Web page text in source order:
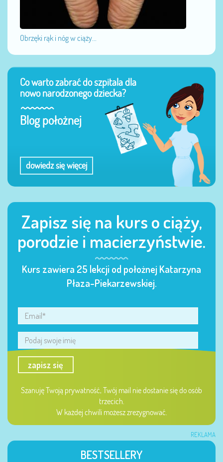
Obrzęki rąk i nóg w ciąży...
Co warto zabrać do szpitala dla
nowo narodzonego dziecka?
Blog położnej
dowiedz się więcej
Zapisz się na kurs o ciąży,
porodzie i macierzyństwie.
Kurs zawiera 25 lekcji od położnej Katarzyna
Płaza-Piekarzewskiej.
zapisz się
Szanuję Twoją prywatność, Twój mail nie dostanie się do osób
trzecich.
W każdej chwili możesz zrezygnować.
REKLAMA
BESTSELLERY